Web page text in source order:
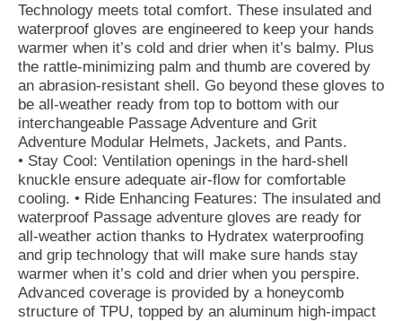
Technology meets total comfort. These insulated and
waterproof gloves are engineered to keep your hands
warmer when it’s cold and drier when it’s balmy. Plus
the rattle-minimizing palm and thumb are covered by
an abrasion-resistant shell. Go beyond these gloves to
be all-weather ready from top to bottom with our
interchangeable Passage Adventure and Grit
Adventure Modular Helmets, Jackets, and Pants.
• Stay Cool: Ventilation openings in the hard-shell
knuckle ensure adequate air-flow for comfortable
cooling. • Ride Enhancing Features: The insulated and
waterproof Passage adventure gloves are ready for
all-weather action thanks to Hydratex waterproofing
and grip technology that will make sure hands stay
warmer when it’s cold and drier when you perspire.
Advanced coverage is provided by a honeycomb
structure of TPU, topped by an aluminum high-impact